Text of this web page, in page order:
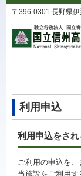
〒396-0301 長野県
利用申込
利用申込をさ
ご利用の申込を、
当施設をご利用